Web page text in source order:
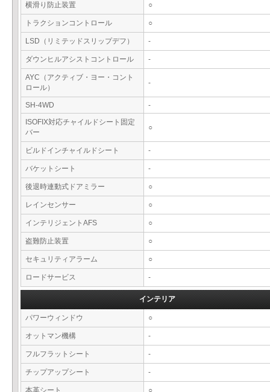
横滑り防止装置 ○
トラクションコントロール ○
LSD（リミテッドスリップデフ） -
ダウンヒルアシストコントロール -
AYC（アクティブ・ヨー・コント
ロール）
-
SH-4WD
-
ISOFIX対応チャイルドシート固定
バー
○
ビルドインチャイルドシート -
バケットシート -
後退時連動式ドアミラー ○
レインセンサー ○
インテリジェントAFS ○
盗難防止装置 ○
セキュリティアラーム ○
ロードサービス -
インテリア
パワーウィンドウ ○
オットマン機構 -
フルフラットシート -
チップアップシート -
本革シート ○